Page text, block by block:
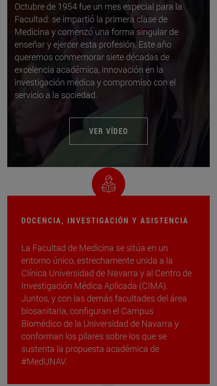
Octubre de 1954 fue un mes especial para la
Facultad: se impartió la primera clase de
Medicina y comenzó una forma singular de
enseñar y ejercer esta profesión. Este año
queremos conmemorar siete décadas de
excelencia académica, innovación en la
investigación médica y compromiso con el
servicio a la sociedad.
VER VÍDEO
DOCENCIA, INVESTIGACIÓN Y ASISTENCIA
La Facultad de Medicina se sitúa en un
entorno único, estrechamente unida a la
Clínica Universidad de Navarra y al Centro de
Investigación Médica Aplicada (CIMA).
Juntos, y con las demás facultades del área
biosanitaria, configuran el Campus
Biomédico de la Universidad de Navarra y
conforman los pilares sobre los que se
sustenta la propuesta académica de
#MedUNAV.